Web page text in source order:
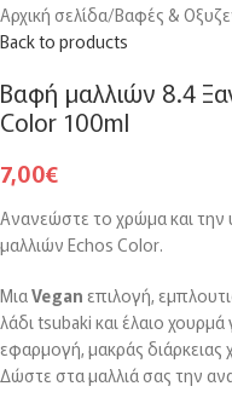
Αρχική σελίδα Βαφές &
Back to products
Βαφή μαλλιών 8.4
Color 100ml
7,00€
Ανανεώστε το χρώμα και
μαλλιών Echos Color.
ΜιαVegan επιλογή,
λάδι tsubaki και έλαιο
εφαρμογή, μακράς
Δώστε στα μαλλιά σας την